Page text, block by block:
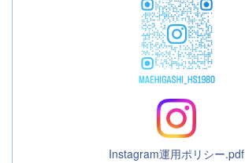
Instagram運用ポリシー.pdf